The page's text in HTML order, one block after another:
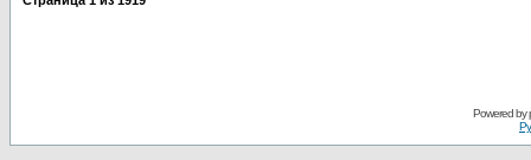
Powered by